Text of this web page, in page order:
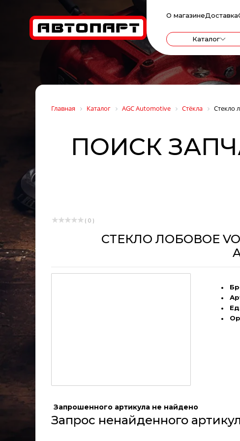
О магазинеДоставка
Каталог
Главная Каталог AGC Automotive Стёкла Стекло
ПОИСК
( 0 )
СТЕКЛО ЛОБОВОЕ
Запрошенного артикула не найдено
Запрос ненайденного